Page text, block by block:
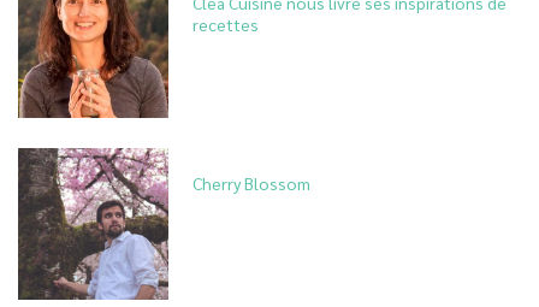
recettes
Cherry Blossom